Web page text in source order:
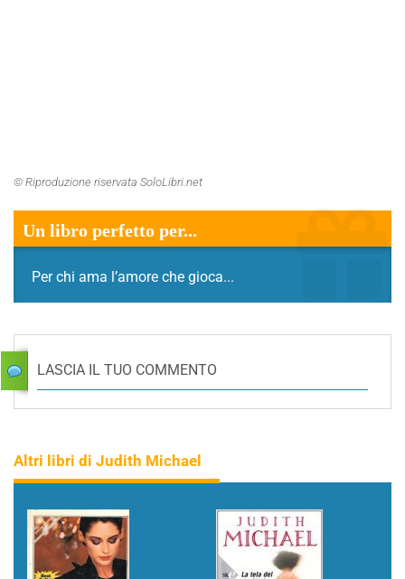
© Riproduzione riservata SoloLibri.net
Un libro perfetto per...
Per chi ama l’amore che gioca...
LASCIA IL TUO COMMENTO
Altri libri di Judith Michael